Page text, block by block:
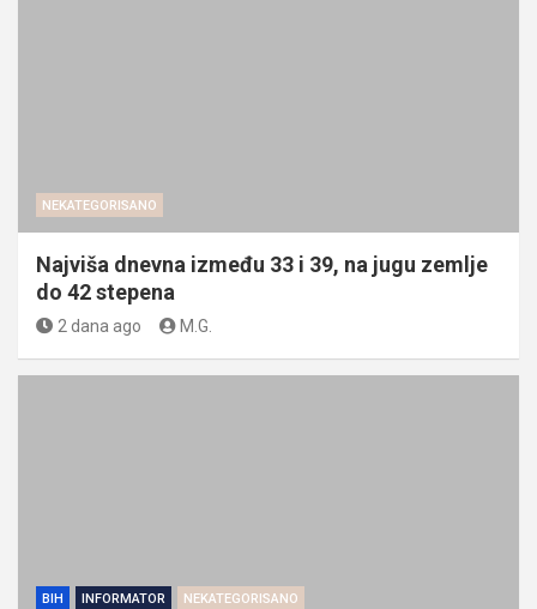
NEKATEGORISANO
Najviša dnevna između 33 i 39, na jugu zemlje
do 42 stepena
2 dana ago M.G.
BIH INFORMATOR NEKATEGORISANO